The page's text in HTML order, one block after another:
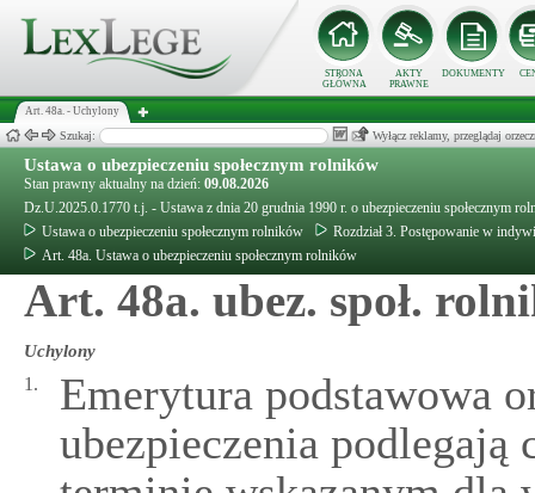
STRONA
GŁÓWNA
AKTY
PRAWNE
DOKUMENTY
Art. 48a. - Uchylony
Szukaj: Wyłącz reklamy, przeglądaj
Ustawa o ubezpieczeniu społecznym rolników
Stan prawny aktualny na dzień: 09.08.2026
Dz.U.2025.0.1770 t.j. - Ustawa z dnia 20 grudnia 1990 r. o ubezpieczeniu społecznym
Ustawa o ubezpieczeniu społecznym rolników
Rozdział 3. Postępowanie w
Art. 48a. Ustawa o ubezpieczeniu społecznym rolników
Art. 48a. ubez. społ.
Uchylony
1.
Emerytura podstawowa
ubezpieczenia